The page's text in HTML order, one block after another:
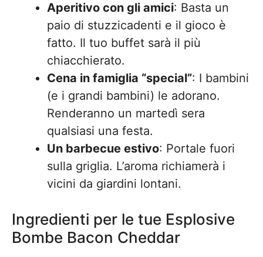
Aperitivo con gli amici: Basta un
paio di stuzzicadenti e il gioco è
fatto. Il tuo buffet sarà il più
chiacchierato.
Cena in famiglia “special”: I bambini
(e i grandi bambini) le adorano.
Renderanno un martedì sera
qualsiasi una festa.
Un barbecue estivo: Portale fuori
sulla griglia. L’aroma richiamerà i
vicini da giardini lontani.
Ingredienti per le tue Esplosive
Bombe Bacon Cheddar